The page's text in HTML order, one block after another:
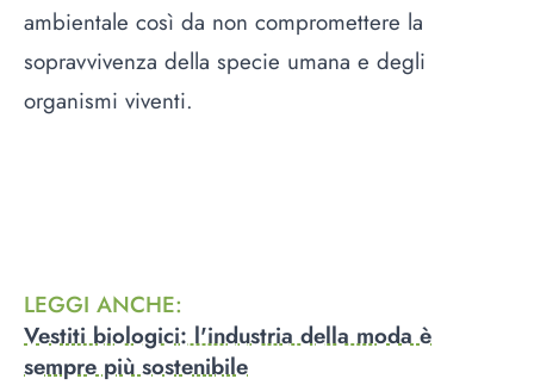
ambientale così da non compromettere la
sopravvivenza della specie umana e degli
organismi viventi.
LEGGI ANCHE:
Vestiti biologici: l'industria della moda è
sempre più sostenibile